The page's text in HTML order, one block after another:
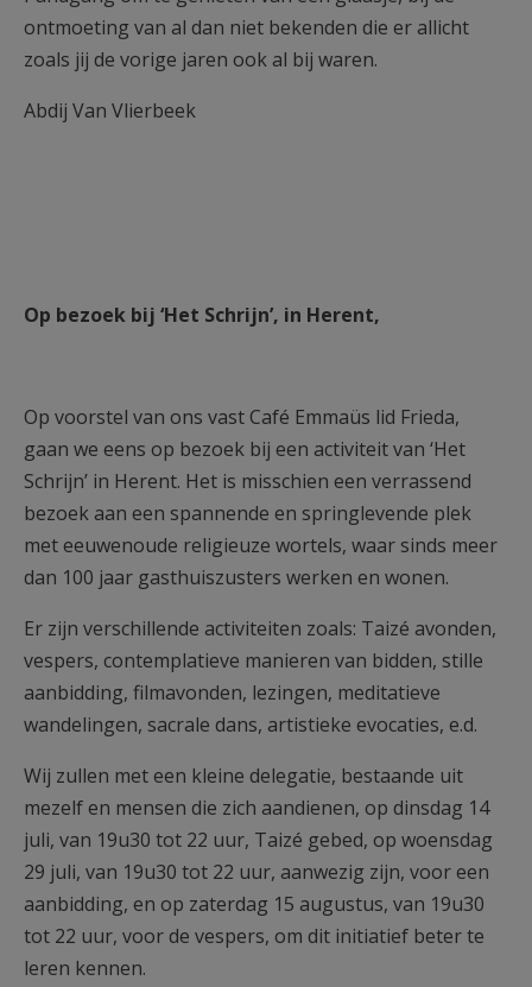
ontmoeting van al dan niet bekenden die er allicht
zoals jij de vorige jaren ook al bij waren.
Abdij Van Vlierbeek
Op bezoek bij ‘Het Schrijn’, in Herent,
Op voorstel van ons vast Café Emmaüs lid Frieda,
gaan we eens op bezoek bij een activiteit van ‘Het
Schrijn’ in Herent. Het is misschien een verrassend
bezoek aan een spannende en springlevende plek
met eeuwenoude religieuze wortels, waar sinds meer
dan 100 jaar gasthuiszusters werken en wonen.
Er zijn verschillende activiteiten zoals: Taizé avonden,
vespers, contemplatieve manieren van bidden, stille
aanbidding, filmavonden, lezingen, meditatieve
wandelingen, sacrale dans, artistieke evocaties, e.d.
Wij zullen met een kleine delegatie, bestaande uit
mezelf en mensen die zich aandienen, op dinsdag 14
juli, van 19u30 tot 22 uur, Taizé gebed, op woensdag
29 juli, van 19u30 tot 22 uur, aanwezig zijn, voor een
aanbidding, en op zaterdag 15 augustus, van 19u30
tot 22 uur, voor de vespers, om dit initiatief beter te
leren kennen.